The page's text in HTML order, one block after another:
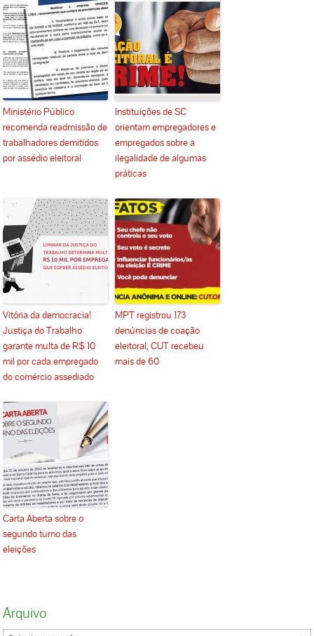
Ministério Público
recomenda readmissão de
trabalhadores demitidos
por assédio eleitoral
Instituições de SC
orientam empregadores e
empregados sobre a
ilegalidade de algumas
práticas
Vitória da democracia!
Justiça do Trabalho
garante multa de R$ 10
mil por cada empregado
do comércio assediado
MPT registrou 173
denúncias de coação
eleitoral, CUT recebeu
mais de 60
Carta Aberta sobre o
segundo turno das
eleições
Arquivo